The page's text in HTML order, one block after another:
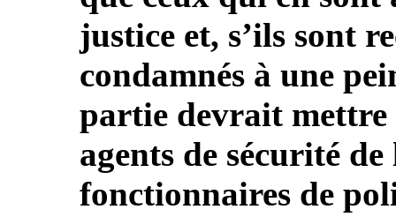
justice et, s’ils sont
condamnés à une
partie devrait mettre
agents de sécurité de
fonctionnaires de